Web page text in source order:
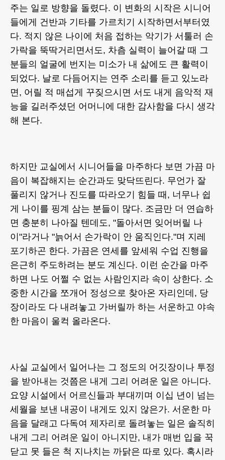
주는 일로 방향을 돌렸다. 이 변화의 시작은 시니어
들에게 건반과 기타를 가르치기 시작하면서부터였
다. 적지 않은 나이에 처음 접하는 악기가 서툴러 손
가락을 뚝딱거리면서도, 차츰 실력이 늘어갈 때 그
분들의 얼굴에 번지는 미소가 내 삶에도 큰 활력이
되었다. 날로 다듬어지는 연주 소리를 듣고 있노라
면, 어릴 적 매섭게 꾸짖으시면 서도 내게 음악적 재
능을 길러주셨던 어머니에 대한 감사함을 다시 생각
해 본다.
하지만 교실에서 시니어들을 마주하다 보면 가끔 마
음이 복잡해지는 순간과도 맞닥뜨린다. 무언가 잘
풀리지 않거나 진도를 따라오기 힘들 때, 너무나 쉽
게 나이를 핑계 삼는 분들이 많다. 조금만 더 연습하
면 충분히 나아질 텐데도, "돌아서면 잊어버릴 나
이"라거나 "늙어서 손가락이 안 움직인다."며 지레
포기하곤 한다. 가끔은 연세를 앞세워 수업 진행을
은근히 주도하려는 분도 계신다. 이런 순간을 마주
하면 나도 어쩔 수 없는 사람인지라 속이 상한다. 소
중한 시간을 쪼개어 정성으로 찾아온 자리인데, 당
장이라도 다 내려놓고 가버릴까 하는 서운하고 야속
한 마음이 울컥 올라온다.
사실 교실에서 일어나는 그 정도의 어깃장이나 투정
을 받아내는 것쯤은 내게 그리 어려운 일은 아니다.
요양 시설에서 어르신들과 부대끼며 이십 년이 넘는
세월을 보낸 내공이 내게도 있지 않은가. 서운한 마
음을 달래고 다독여 제자리로 돌려놓는 일은 솔직히
내게 그리 어려운 일이 아니지만, 내가 매번 입을 꾹
닫고 못 들은 척 지나치는 까닭은 따로 있다. 혹시라